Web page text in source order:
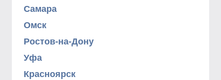
Самара
Омск
Ростов-на-Дону
Уфа
Красноярск